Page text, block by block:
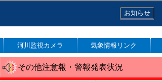
お知らせ
河川監視カメラ 気象情報リンク
その他注意報・警報発表状況